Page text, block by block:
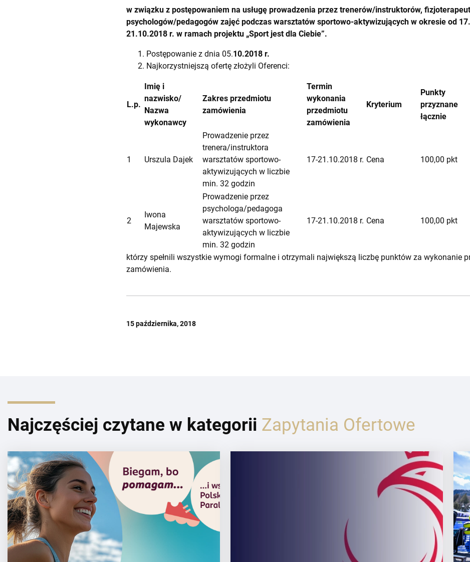
w związku z postępowaniem na usługę prowadzenia przez trenerów/instruktorów,
psychologów/pedagogów zajęć podczas warsztatów sportowo-aktywizujących w okresie od
21.10.2018 r. w ramach projektu „Sport jest dla Ciebie”.
Postępowanie z dnia 05.10.2018 r.
Najkorzystniejszą ofertę złożyli Oferenci:
L.p.
Imię i
nazwisko/
Nazwa
wykonawcy
Zakres przedmiotu
zamówienia
Termin
wykonania
przedmiotu
zamówienia
Kryterium
Punkty
przyznane
łącznie
1 Urszula Dajek
Prowadzenie przez
trenera/instruktora
warsztatów sportowo-
aktywizujących w liczbie
min. 32 godzin
17-21.10.2018 r. Cena 100,00 pkt
2
Iwona
Majewska
Prowadzenie przez
psychologa/pedagoga
warsztatów sportowo-
aktywizujących w liczbie
min. 32 godzin
17-21.10.2018 r. Cena 100,00 pkt
którzy spełnili wszystkie wymogi formalne i otrzymali największą liczbę punktów za wykonanie
zamówienia.
15 października, 2018
Najczęściej czytane w kategorii Zapytania Ofertowe